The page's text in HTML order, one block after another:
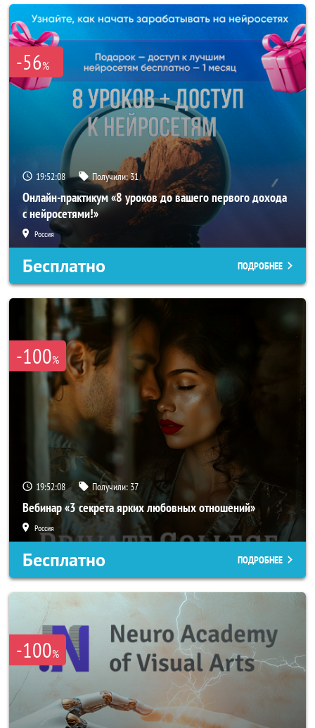
-56%
19:52:05 Получили:31
Онлайн-практикум «8 уроков до вашего первого дохода
с нейросетями!»
Россия
Бесплатно ПОДРОБНЕЕ
-100%
19:52:05 Получили: 37
Вебинар «3 секрета ярких любовных отношений»
Россия
Бесплатно ПОДРОБНЕЕ
-100%